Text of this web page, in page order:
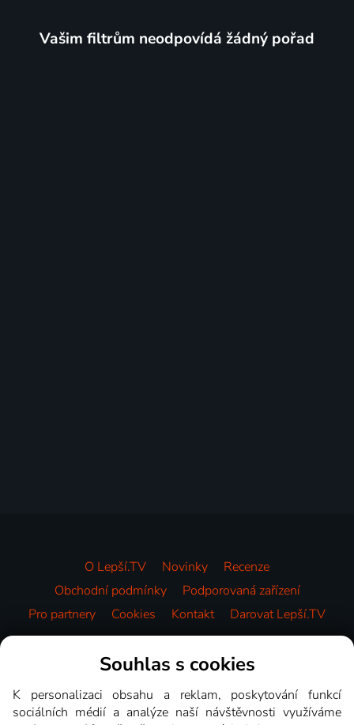
Vašim filtrům neodpovídá žádný pořad
O Lepší.TV Novinky
Recenze
Obchodní podmínky
Podporovaná zařízení
Pro partnery
Cookies Kontakt Darovat Lepší.TV
Videotéka
Souhlas s cookies
K personalizaci obsahu a reklam, poskytování funkcí
sociálních médií a analýze naší návštěvnosti využíváme